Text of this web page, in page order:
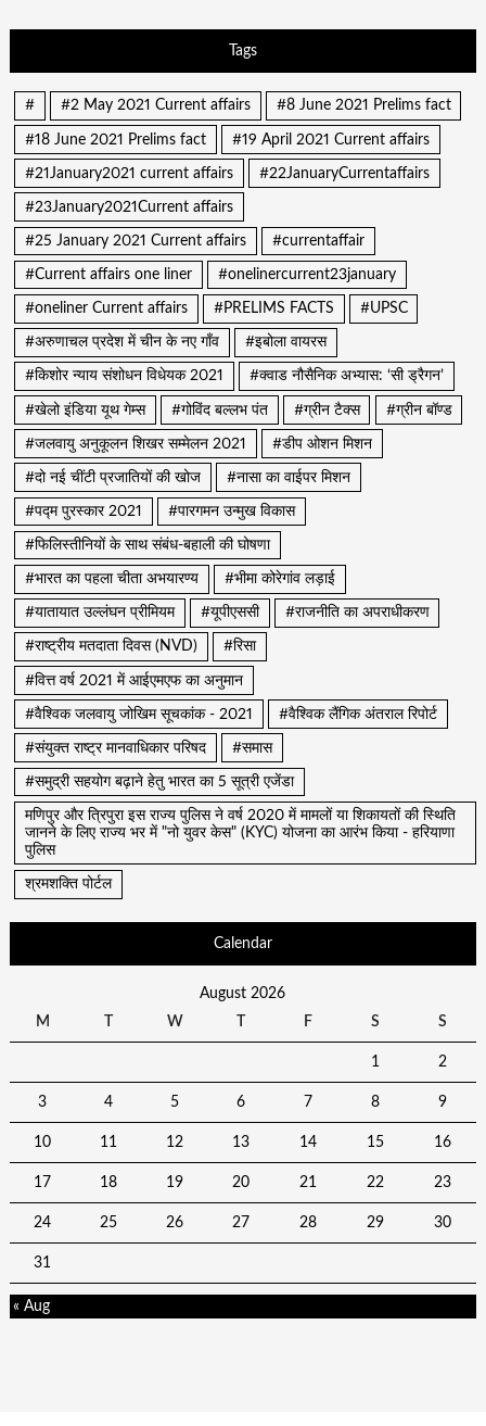
Tags
# #2 May 2021 Current affairs #8 June 2021 Prelims fact
#18 June 2021 Prelims fact #19 April 2021 Current affairs
#21January2021 current affairs #22JanuaryCurrentaffairs
#23January2021Current affairs
#25 January 2021 Current affairs #currentaffair
#Current affairs one liner #onelinercurrent23january
#oneliner Current affairs #PRELIMS FACTS #UPSC
#अरुणाचल प्रदेश में चीन के नए गाँव #इबोला वायरस
#किशोर न्याय संशोधन विधेयक 2021 #क्वाड नौसैनिक अभ्यास: ‘सी ड्रैगन’
#खेलो इंडिया यूथ गेम्स #गोविंद बल्लभ पंत #ग्रीन टैक्स #ग्रीन बॉण्ड
#जलवायु अनुकूलन शिखर सम्मेलन 2021 #डीप ओशन मिशन
#दो नई चींटी प्रजातियों की खोज #नासा का वाईपर मिशन
#पद्म पुरस्कार 2021 #पारगमन उन्मुख विकास
#फिलिस्तीनियों के साथ संबंध-बहाली की घोषणा
#भारत का पहला चीता अभयारण्य #भीमा कोरेगांव लड़ाई
#यातायात उल्लंघन प्रीमियम #यूपीएससी #राजनीति का अपराधीकरण
#राष्ट्रीय मतदाता दिवस (NVD) #रिसा
#वित्त वर्ष 2021 में आईएमएफ का अनुमान
#वैश्विक जलवायु जोखिम सूचकांक - 2021 #वैश्विक लैंगिक अंतराल रिपोर्ट
#संयुक्त राष्ट्र मानवाधिकार परिषद #समास
#समुद्री सहयोग बढ़ाने हेतु भारत का 5 सूत्री एजेंडा
मणिपुर और त्रिपुरा इस राज्य पुलिस ने वर्ष 2020 में मामलों या शिकायतों की स्थिति
जानने के लिए राज्य भर में "नो युवर केस" (KYC) योजना का आरंभ किया - हरियाणा
पुलिस
श्रमशक्ति पोर्टल
Calendar
August 2026
M
W F S S
1 2
3 4 5 6 7 8 9
10 11 12 13 14 15 16
17 18 19 20 21 22 23
24 25 26 27 28 29 30
31
« Aug